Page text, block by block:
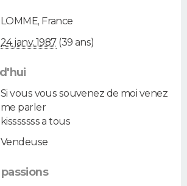
LOMME, France
24 janv. 1987(39 ans)
Si vous vous souvenez de moi venez
me parler
kisssssss a tous
Vendeuse